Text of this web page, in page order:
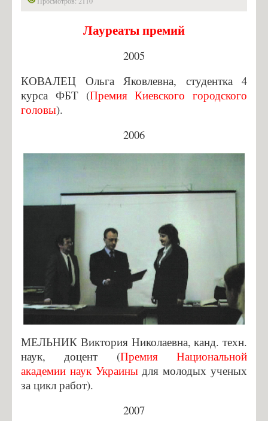
Гордость кафедры
Лауреаты грантов
Лауреаты премий
Выпускники кафедры, которые защитили кандидатские
Индивидуальные планы магистров
Преддипломная практика
Абитуриент
10 преимуществ обучения на кафедре биотехники и инженерии
Правила приема в НТУУ "КПИ"
Правила приема на 5 курс
Разработки
Научные разработки Костик Сергей Игоревич
Лауреаты премий
2005
КОВАЛЕЦ Ольга Яковлевна, студентка 4
курса ФБТ (Премия Киевского городского
головы).
2006
МЕЛЬНИК Виктория Николаевна, канд. техн.
наук, доцент (Премия Национальной
академии наук Украиныдля молодых ученых
за цикл работ).
2007